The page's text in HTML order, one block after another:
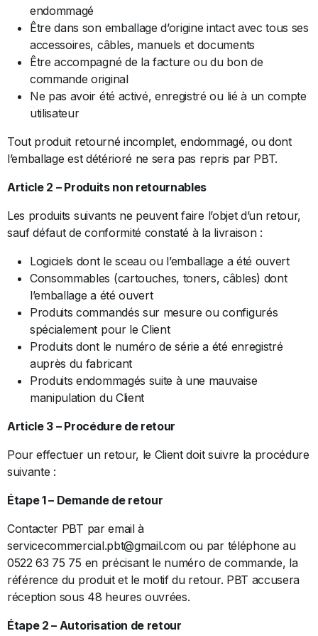
endommagé
Être dans son emballage d’origine intact avec tous ses
accessoires, câbles, manuels et documents
Être accompagné de la facture ou du bon de
commande original
Ne pas avoir été activé, enregistré ou lié à un compte
utilisateur
Tout produit retourné incomplet, endommagé, ou dont
l’emballage est détérioré ne sera pas repris par PBT.
Article 2 – Produits non retournables
Les produits suivants ne peuvent faire l’objet d’un retour,
sauf défaut de conformité constaté à la livraison :
Logiciels dont le sceau ou l’emballage a été ouvert
Consommables (cartouches, toners, câbles) dont
l’emballage a été ouvert
Produits commandés sur mesure ou configurés
spécialement pour le Client
Produits dont le numéro de série a été enregistré
auprès du fabricant
Produits endommagés suite à une mauvaise
manipulation du Client
Article 3 – Procédure de retour
Pour effectuer un retour, le Client doit suivre la procédure
suivante :
Étape 1 – Demande de retour
Contacter PBT par email à
servicecommercial.pbt@gmail.com ou par téléphone au
0522 63 75 75 en précisant le numéro de commande, la
référence du produit et le motif du retour. PBT accusera
réception sous 48 heures ouvrées.
Étape 2 – Autorisation de retour